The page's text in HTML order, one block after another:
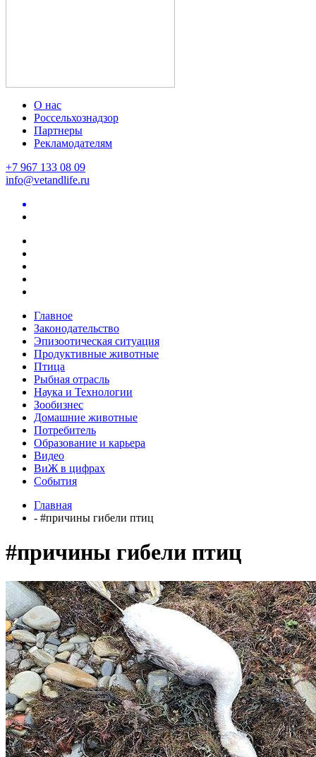
О нас
Россельхознадзор
Партнеры
Рекламодателям
+7 967 133 08 09
info@vetandlife.ru
Главное
Законодательство
Эпизоотическая ситуация
Продуктивные животные
Птица
Рыбная отрасль
Наука и Технологии
Зообизнес
Домашние животные
Потребитель
Образование и карьера
Видео
ВиЖ в цифрах
События
Главная
- #причины гибели птиц
#причины гибели птиц